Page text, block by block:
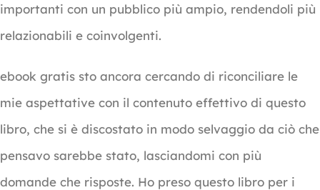
importanti con un pubblico più ampio, rendendoli più
relazionabili e coinvolgenti.
ebook gratis sto ancora cercando di riconciliare le
mie aspettative con il contenuto effettivo di questo
libro, che si è discostato in modo selvaggio da ciò che
pensavo sarebbe stato, lasciandomi con più
domande che risposte. Ho preso questo libro per i